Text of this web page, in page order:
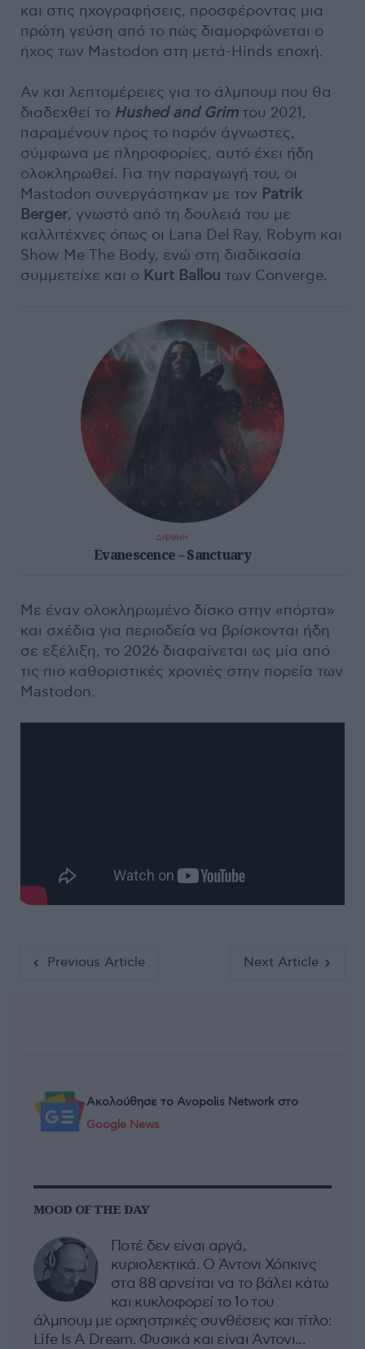
και στις ηχογραφήσεις, προσφέροντας μια
πρώτη γεύση από το πώς διαμορφώνεται ο
ήχος των Mastodon στη μετά-Hinds εποχή.
Αν και λεπτομέρειες για το άλμπουμ που θα
διαδεχθεί το Hushed and Grimτου 2021,
παραμένουν προς το παρόν άγνωστες,
σύμφωνα με πληροφορίες, αυτό έχει ήδη
ολοκληρωθεί. Για την παραγωγή του, οι
Mastodon συνεργάστηκαν με τον Patrik
Berger, γνωστό από τη δουλειά του με
καλλιτέχνες όπως οι Lana Del Ray, Robym και
Show Me The Body, ενώ στη διαδικασία
συμμετείχε και ο Kurt Ballou των Converge.
ΔΙΕΘΝΗ
Evanescence – Sanctuary
Με έναν ολοκληρωμένο δίσκο στην «πόρτα»
και σχέδια για περιοδεία να βρίσκονται ήδη
σε εξέλιξη, το 2026 διαφαίνεται ως μία από
τις πιο καθοριστικές χρονιές στην πορεία των
Mastodon.
Previous Article Next Article
Ακολούθησε το Avopolis Network στο
Google News
MOOD OF THE DAY
Ποτέ δεν είναι αργά,
κυριολεκτικά. Ο Άντονι Χόπκινς
στα 88 αρνείται να το βάλει κάτω
και κυκλοφορεί το 1ο του
άλμπουμ με ορχηστρικές συνθέσεις και τίτλο:
Life Is A Dream. Φυσικά και είναι Άντονι...